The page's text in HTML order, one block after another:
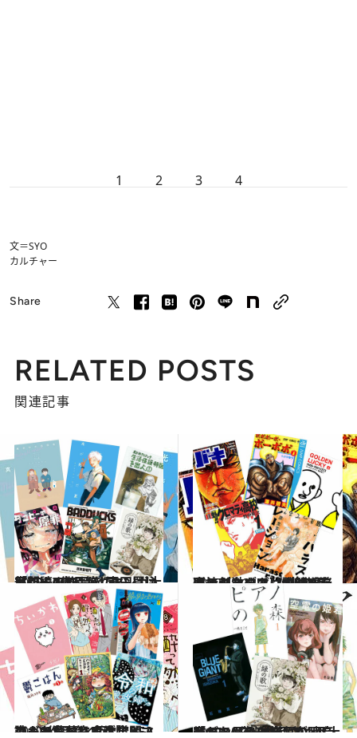
1 2 3 4
文＝SYO
カルチャー
Share
RELATED POSTS
関連記事
2022.10.25
早く読んでおきたい！ 注目新人の作品 〈青田買い部門〉7作品第1回「CREA夜ふかしマンガ大賞」
カルチャー 2022.10.23
ギャグマンガは説明を必要としない⁉ 【脳味噌を直接刺激する】 CREA厳選のギャグマンガ8作品
カルチャー
2022.10.22
フード蘊蓄に食欲全開！ 読んで食べれるグルメマンガ9作品 第1回「CREA夜ふかしマンガ大賞」
カルチャー 2022.10.21
音がないのに音色が聴こえる!? 圧倒的描写の〈音楽マンガ〉6作品 第1回「CREA夜ふかしマンガ大賞」
カルチャー